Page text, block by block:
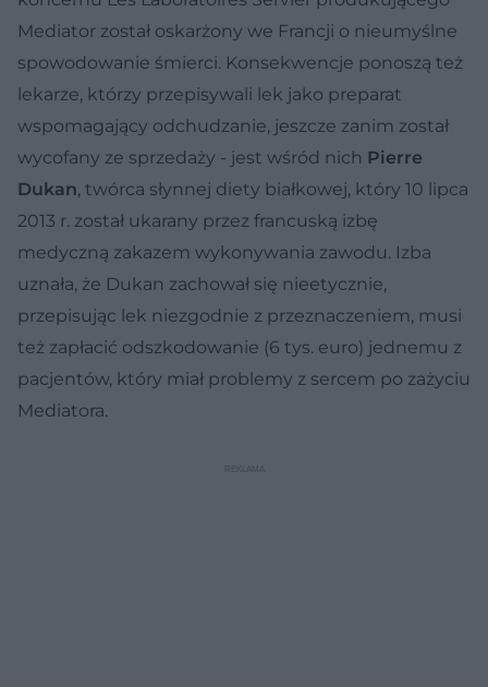
Mediator został oskarżony we Francji o nieumyślne
spowodowanie śmierci. Konsekwencje ponoszą też
lekarze, którzy przepisywali lek jako preparat
wspomagający odchudzanie, jeszcze zanim został
wycofany ze sprzedaży - jest wśród nich Pierre
Dukan, twórca słynnej diety białkowej, który 10 lipca
2013 r. został ukarany przez francuską izbę
medyczną zakazem wykonywania zawodu. Izba
uznała, że Dukan zachował się nieetycznie,
przepisując lek niezgodnie z przeznaczeniem, musi
też zapłacić odszkodowanie (6 tys. euro) jednemu z
pacjentów, który miał problemy z sercem po zażyciu
Mediatora.